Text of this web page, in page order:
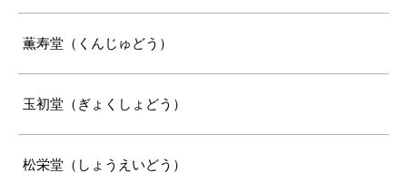
薫寿堂（くんじゅどう）
玉初堂（ぎょくしょどう）
松栄堂（しょうえいどう）